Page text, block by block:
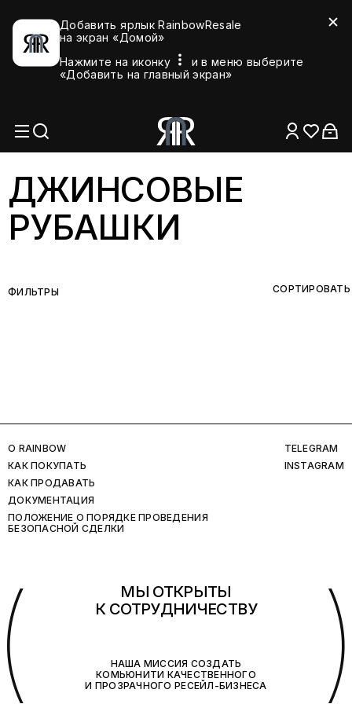
Добавить ярлык RainbowResale
на экран «Домой»
Нажмите на иконку
и в меню выберите
«Добавить на главный экран»
ДЖИНСОВЫЕ
РУБАШКИ
ФИЛЬТРЫ СОРТИРОВАТЬ
O RAINBOW
КАК ПОКУПАТЬ
КАК ПРОДАВАТЬ
ДОКУМЕНТАЦИЯ
ПОЛОЖЕНИЕ О ПОРЯДКЕ ПРОВЕДЕНИЯ
БЕЗОПАСНОЙ СДЕЛКИ
TELEGRAM
INSTAGRAM
МЫ ОТКРЫТЫ
К СОТРУДНИЧЕСТВУ
НАША МИССИЯ СОЗДАТЬ
КОМЬЮНИТИ КАЧЕСТВЕННОГО
И ПРОЗРАЧНОГО РЕСЕЙЛ-БИЗНЕСА